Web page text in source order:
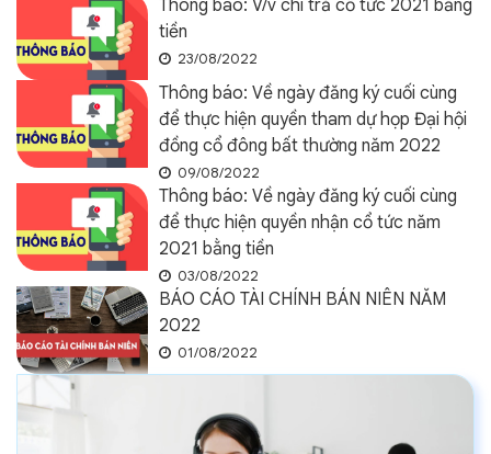
Thông báo: V/v chi trả cổ tức 2021 bằng
tiền
23/08/2022
Thông báo: Về ngày đăng ký cuối cùng
để thực hiện quyền tham dự họp Đại hội
đồng cổ đông bất thường năm 2022
09/08/2022
Thông báo: Về ngày đăng ký cuối cùng
để thực hiện quyền nhận cổ tức năm
2021 bằng tiền
03/08/2022
BÁO CÁO TÀI CHÍNH BÁN NIÊN NĂM
2022
01/08/2022